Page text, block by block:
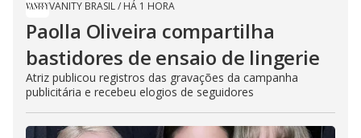
VANITY BRASIL/ HÁ 1 HORA
Paolla Oliveira compartilha
bastidores de ensaio de lingerie
Atriz publicou registros das gravações da campanha
publicitária e recebeu elogios de seguidores